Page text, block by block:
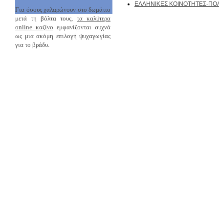
Για όσους χαλαρώνουν στο δωμάτιο
μετά τη βόλτα τους, τα καλύτερα
online καζίνο εμφανίζονται συχνά
ως μια ακόμη επιλογή ψυχαγωγίας
για το βράδυ.
ΕΛΛΗΝΙΚΕΣ ΚΟΙΝΟΤΗΤΕΣ-